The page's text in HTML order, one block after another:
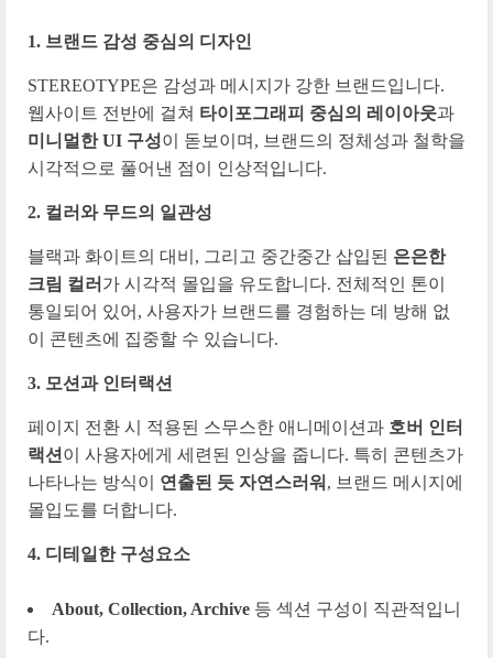
1. 브랜드 감성 중심의 디자인
STEREOTYPE은 감성과 메시지가 강한 브랜드입니다.
웹사이트 전반에 걸쳐 타이포그래피 중심의 레이아웃과
미니멀한 UI 구성이 돋보이며, 브랜드의 정체성과 철학을
시각적으로 풀어낸 점이 인상적입니다.
2. 컬러와 무드의 일관성
블랙과 화이트의 대비, 그리고 중간중간 삽입된 은은한
크림 컬러 가 시각적 몰입을 유도합니다. 전체적인 톤이
통일되어 있어, 사용자가 브랜드를 경험하는 데 방해 없
이 콘텐츠에 집중할 수 있습니다.
3. 모션과 인터랙션
페이지 전환 시 적용된 스무스한 애니메이션과 호버 인터
랙션 이 사용자에게 세련된 인상을 줍니다. 특히 콘텐츠가
나타나는 방식이 연출된 듯 자연스러워 , 브랜드 메시지에
몰입도를 더합니다.
4. 디테일한 구성요소
About, Collection, Archive 등 섹션 구성이 직관적입니
다.